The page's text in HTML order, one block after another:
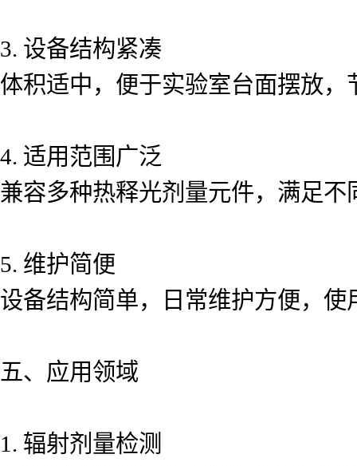
3. 设备结构紧凑
体积适中，便于实验室台面摆放，
4. 适用范围广泛
兼容多种热释光剂量元件，满足不
5. 维护简便
设备结构简单，日常维护方便，使
五、应用领域
1. 辐射剂量检测